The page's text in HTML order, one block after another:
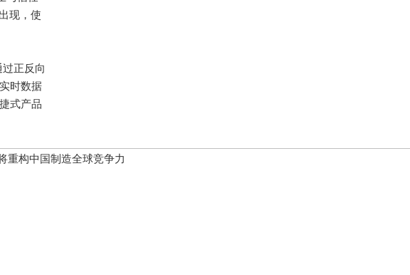
现，使
正反向
时数据
式产品